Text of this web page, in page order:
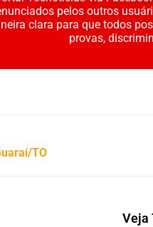
pelos outros
clara para que todos
provas,
TO
Veja